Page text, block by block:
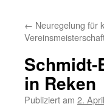
← Neuregelung für
in Reken
Publiziert am 2.